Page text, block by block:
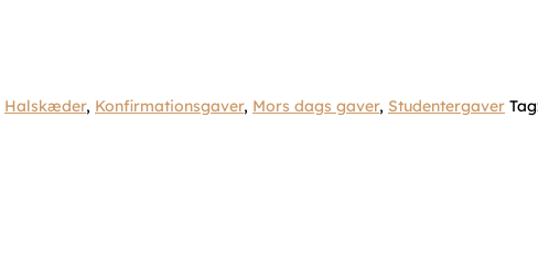
Halskæder, Konfirmationsgaver, Mors dags gaver, Studentergaver